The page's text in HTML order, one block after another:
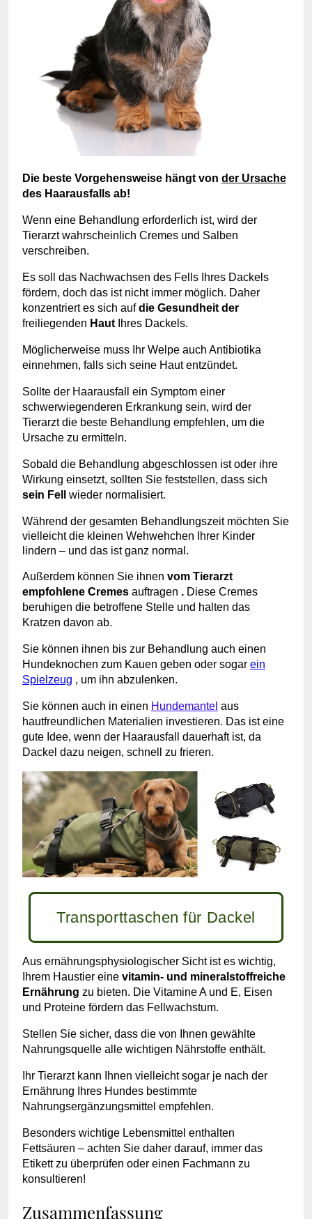
Die beste Vorgehensweise hängt von der Ursache
des Haarausfalls ab!
Wenn eine Behandlung erforderlich ist, wird der
Tierarzt wahrscheinlich Cremes und Salben
verschreiben.
Es soll das Nachwachsen des Fells Ihres Dackels
fördern, doch das ist nicht immer möglich. Daher
konzentriert es sich aufdie Gesundheit der
freiliegenden HautIhres Dackels.
Möglicherweise muss Ihr Welpe auch Antibiotika
einnehmen, falls sich seine Haut entzündet.
Sollte der Haarausfall ein Symptom einer
schwerwiegenderen Erkrankung sein, wird der
Tierarzt die beste Behandlung empfehlen, um die
Ursache zu ermitteln.
Sobald die Behandlung abgeschlossen ist oder ihre
Wirkung einsetzt, sollten Sie feststellen, dass sich
sein Fell
wieder normalisiert.
Während der gesamten Behandlungszeit möchten Sie
vielleicht die kleinen Wehwehchen Ihrer Kinder
lindern – und das ist ganz normal.
Außerdem können Sie ihnen vom Tierarzt
empfohlene Cremes auftragen . Diese Cremes
beruhigen die betroffene Stelle und halten das
Kratzen davon ab.
Sie können ihnen bis zur Behandlung auch einen
Hundeknochen zum Kauen geben oder sogar ein
Spielzeug , um ihn abzulenken.
Sie können auch in einen Hundemantel aus
hautfreundlichen Materialien investieren. Das ist eine
gute Idee, wenn der Haarausfall dauerhaft ist, da
Dackel dazu neigen, schnell zu frieren.
Transporttaschen für Dackel
Aus ernährungsphysiologischer Sicht ist es wichtig,
Ihrem Haustier eine vitamin- und mineralstoffreiche
Ernährung zu bieten. Die Vitamine A und E, Eisen
und Proteine fördern das Fellwachstum.
Stellen Sie sicher, dass die von Ihnen gewählte
Nahrungsquelle alle wichtigen Nährstoffe enthält.
Ihr Tierarzt kann Ihnen vielleicht sogar je nach der
Ernährung Ihres Hundes bestimmte
Nahrungsergänzungsmittel empfehlen.
Besonders wichtige Lebensmittel enthalten
Fettsäuren – achten Sie daher darauf, immer das
Etikett zu überprüfen oder einen Fachmann zu
konsultieren!
Zusammenfassung